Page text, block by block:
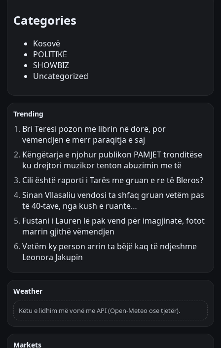
Categories
Kosovë
POLITIKË
SHOWBIZ
Uncategorized
Trending
Bri Teresi pozon me librin në dorë, por
vëmendjen e merr paraqitja e saj
Këngëtarja e njohur publikon PAMJET tronditëse
ku drejtori muzikor tenton abuzimin me të
Cili është raporti i Tarës me gruan e re të Bleros?
Sinan Vllasaliu vendosi ta shfaq gruan vetëm pas
të 40-tave, nga kush e ruante…
Fustani i Lauren lë pak vend për imagjinatë, fotot
marrin gjithë vëmendjen
Vetëm ky person arrin ta bëjë kaq të ndjeshme
Leonora Jakupin
Weather
Këtu e lidhim më vonë me API (Open-Meteo ose tjetër).
Markets